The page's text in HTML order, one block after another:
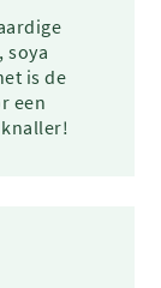
soya
is de
een
knaller!